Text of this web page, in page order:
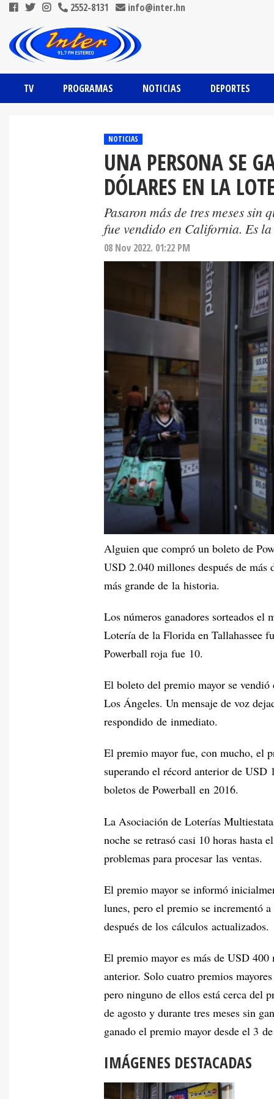
2552-8131 info@inter.hn
TV PROGRAMAS NOTICIAS DEPORTES
NOTICIAS
UNA PERSONA SE
DÓLARES EN LA
Pasaron más de tres meses
fue vendido en California. Es
08 Nov 2022. 01:22 PM
Alguien que compró un boleto de
USD 2.040 millones después de más
más grande de la historia.
Los números ganadores sorteados el
Lotería de la Florida en Tallahassee
Powerball roja fue 10.
El boleto del premio mayor se vendió
Los Ángeles. Un mensaje de voz
respondido de inmediato.
El premio mayor fue, con mucho, el
superando el récord anterior de USD
boletos de Powerball en 2016.
La Asociación de Loterías
noche se retrasó casi 10 horas hasta
problemas para procesar las ventas.
El premio mayor se informó
lunes, pero el premio se incrementó
después de los cálculos actualizados.
El premio mayor es más de USD
anterior. Solo cuatro premios
pero ninguno de ellos está cerca del
de agosto y durante tres meses sin
ganado el premio mayor desde el 3
IMÁGENES DESTACADAS